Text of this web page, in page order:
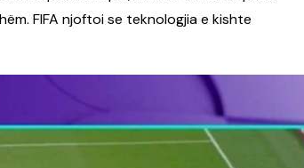
FIFA njoftoi se teknologjia e kishte